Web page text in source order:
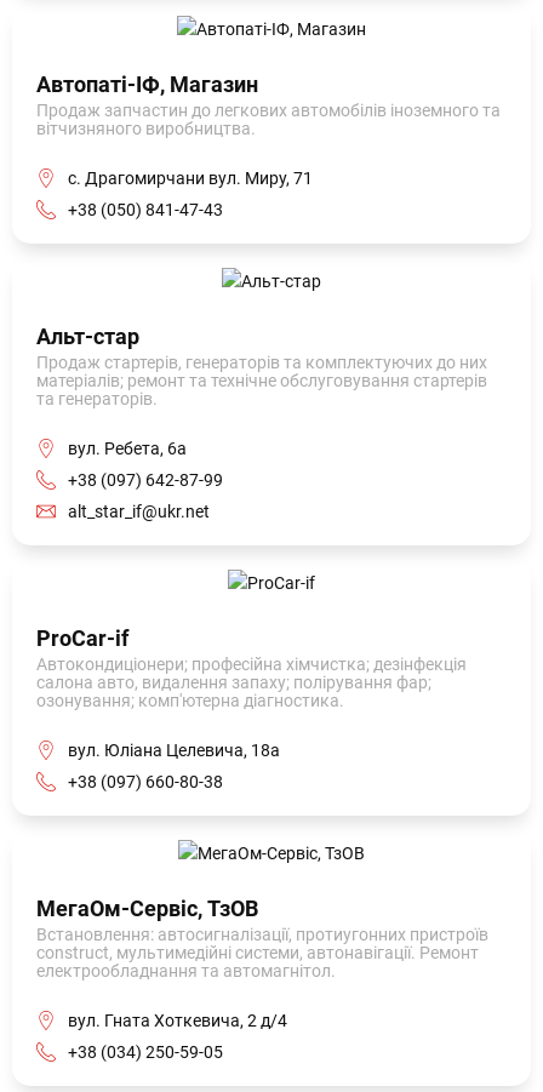
Автопаті-ІФ, Магазин
Продаж запчастин до легкових автомобілів іноземного та
вітчизняного виробництва.
с. Драгомирчани вул. Миру, 71
+38 (050) 841-47-43
Альт-стар
Продаж стартерів, генераторів та комплектуючих до них
матеріалів; ремонт та технічне обслуговування стартерів
та генераторів.
вул. Ребета, 6а
+38 (097) 642-87-99
alt_star_if@ukr.net
ProCar-if
Автокондиціонери; професійна хімчистка; дезінфекція
салона авто, видалення запаху; полірування фар;
озонування; комп'ютерна діагностика.
вул. Юліана Целевича, 18а
+38 (097) 660-80-38
МегаОм-Сервіс, ТзОВ
Встановлення: автосигналізації, протиугонних пристроїв
construct, мультимедійні системи, автонавігації. Ремонт
електрообладнання та автомагнітол.
вул. Гната Хоткевича, 2 д/4
+38 (034) 250-59-05